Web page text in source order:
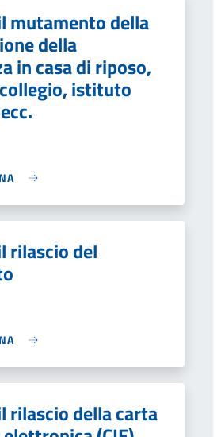
mutamento della
della
in casa di riposo,
istituto
rilascio del
rilascio della carta